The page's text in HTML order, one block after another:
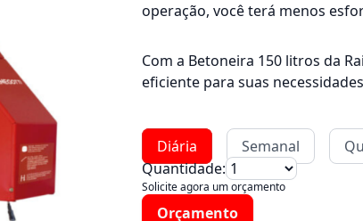
operação, você terá menos
Com a Betoneira 150 litros da
eficiente para suas
Diária Semanal
Quantidade:
Solicite agora um orçamento
Orçamento